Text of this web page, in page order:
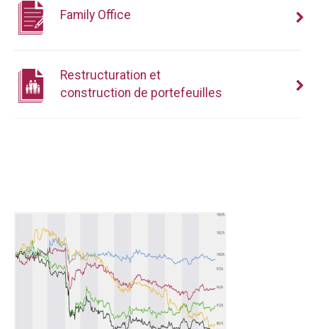
Family Office
Restructuration et
construction de portefeuilles